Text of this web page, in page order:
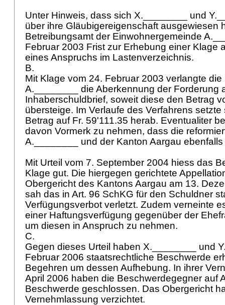
Unter Hinweis, dass sich X.________ und
über ihre Gläubigereigenschaft ausgewiesen
Betreibungsamt der Einwohnergemeinde
Februar 2003 Frist zur Erhebung einer Klage
eines Anspruchs im Lastenverzeichnis.
B.
Mit Klage vom 24. Februar 2003 verlangte
A.________ die Aberkennung der Forderung
Inhaberschuldbrief, soweit diese den Betrag
übersteige. Im Verlaufe des Verfahrens
Betrag auf Fr. 59'111.35 herab. Eventualiter
davon Vormerk zu nehmen, dass die
A.________ und der Kanton Aargau
Mit Urteil vom 7. September 2004 hiess das
Klage gut. Die hiergegen gerichtete
Obergericht des Kantons Aargau am 13.
sah das in Art. 96 SchKG für den Schuldner
Verfügungsverbot verletzt. Zudem verneinte
einer Haftungsverfügung gegenüber der
um diesen in Anspruch zu nehmen.
C.
Gegen dieses Urteil haben X.________ und
Februar 2006 staatsrechtliche Beschwerde
Begehren um dessen Aufhebung. In ihrer
April 2006 haben die Beschwerdegegner auf
Beschwerde geschlossen. Das Obergericht
Vernehmlassung verzichtet.